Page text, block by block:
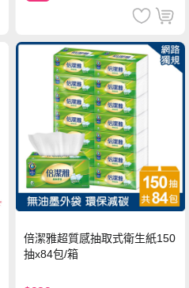
倍潔雅超質感抽取式衛生紙150
抽x84包/箱